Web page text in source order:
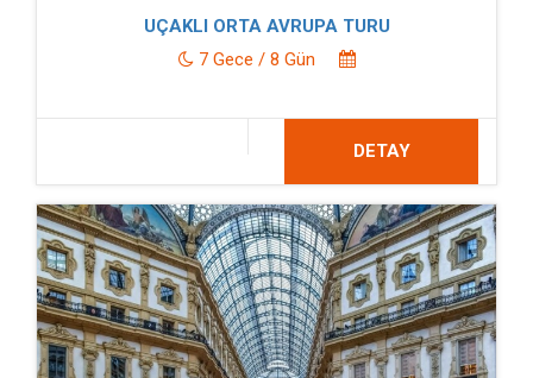
UÇAKLI ORTA AVRUPA TURU
7 Gece / 8 Gün
DETAY